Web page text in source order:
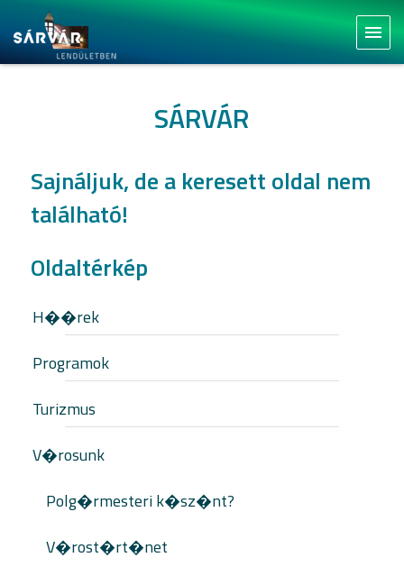
menu
SÁRVÁR
Sajnáljuk, de a keresett oldal nem
található!
Oldaltérkép
H��rek
Programok
Turizmus
V�rosunk
Polg�rmesteri k�sz�nt?
V�rost�rt�net